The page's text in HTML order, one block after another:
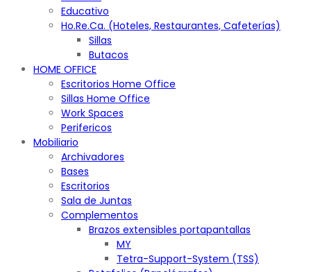
Educativo
Ho.Re.Ca. (Hoteles, Restaurantes, Cafeterías)
Sillas
Butacos
HOME OFFICE
Escritorios Home Office
Sillas Home Office
Work Spaces
Perifericos
Mobiliario
Archivadores
Bases
Escritorios
Sala de Juntas
Complementos
Brazos extensibles portapantallas
MY
Tetra-Support-System (TSS)